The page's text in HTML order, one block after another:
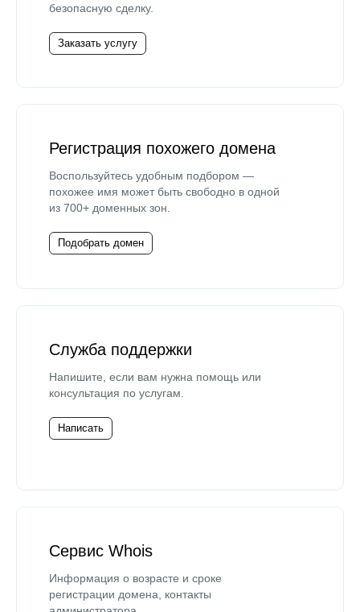
безопасную сделку.
Заказать услугу
Регистрация похожего домена
Воспользуйтесь удобным подбором —
похожее имя может быть свободно в одной
из 700+ доменных зон.
Подобрать домен
Служба поддержки
Напишите, если вам нужна помощь или
консультация по услугам.
Написать
Сервис Whois
Информация о возрасте и сроке
регистрации домена, контакты